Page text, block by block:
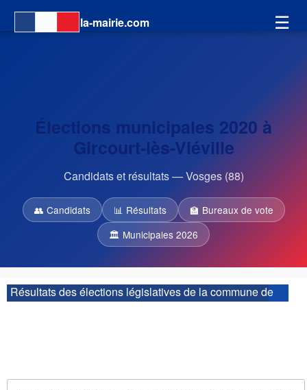
la-mairie.com ☰
Élections municipales 2020 à
Gircourt-lès-Viéville
Candidats et résultats — Vosges (88)
👥 Candidats 📊 Résultats
🏫 Bureaux de vote
🏛 Municipales 2026
Résultats des élections législatives de la commune de
Gircourt-lès-Viéville :| 4ème circonscription